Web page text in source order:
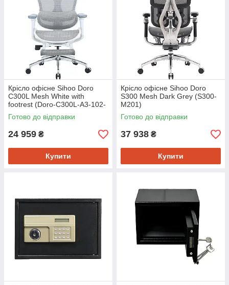
Крісло офісне Sihoo Doro
C300L Mesh White with
footrest (Doro-C300L-A3-102-
JT)
Готово до відправки
24 959 ₴
Купити
Крісло офісне Sihoo Doro
S300 Mesh Dark Grey (S300-
M201)
Готово до відправки
37 938 ₴
Купити